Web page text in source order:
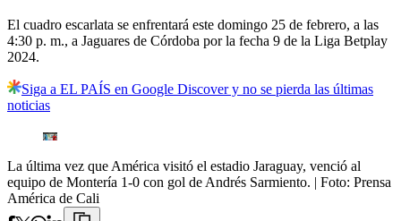
El cuadro escarlata se enfrentará este domingo 25 de febrero, a las
4:30 p. m., a Jaguares de Córdoba por la fecha 9 de la Liga Betplay
2024.
Siga a EL PAÍS en Google Discover y no se pierda las últimas
noticias
La última vez que América visitó el estadio Jaraguay, venció al
equipo de Montería 1-0 con gol de Andrés Sarmiento. | Foto: Prensa
América de Cali